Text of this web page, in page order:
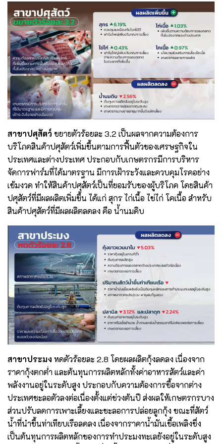
สาขาปศุสัตว์ ขยายตัวร้อยละ 3.2 เป็นผลจากความต้องการ
บริโภคสินค้าปศุสัตว์เพิ่มขึ้นตามการฟื้นตัวของเศรษฐกิจใน
ประเทศและต่างประเทศ ประกอบกับเกษตรกรมีการบริหาร
จัดการฟาร์มที่ได้มาตรฐาน มีการเฝ้าระวังและควบคุมโรคอย่าง
เข้มงวด ทำให้สินค้าปศุสัตว์เป็นที่ยอมรับของผู้บริโภค โดยสินค้า
ปศุสัตว์ที่มีผลผลิตเพิ่มขึ้น ได้แก่ สุกร ไก่เนื้อ ไข่ไก่ โคเนื้อ สำหรับ
สินค้าปศุสัตว์ที่มีผลผลิตลดลง คือ น้ำนมดิบ
สาขาประมง หดตัวร้อยละ 2.8 โดยผลผลิตกุ้งลดลง เนื่องจาก
ราคากุ้งตกต่ำ และต้นทุนการผลิตหลักทั้งค่าอาหารสัตว์และค่า
พลังงานอยู่ในระดับสูง ประกอบกับความต้องการซื้อจากต่าง
ประเทศชะลอตัวลงต่อเนื่องตั้งแต่ช่วงต้นปี ส่งผลให้เกษตรกรบาง
ส่วนปรับลดการเพาะเลี้ยงและชะลอการปล่อยลูกกุ้ง ขณะที่สัตว์
น้ำที่นำขึ้นท่าเทียบเรือลดลง เนื่องจากราคาน้ำมันเชื้อเพลิงซึ่ง
เป็นต้นทุนการผลิตหลักของการทำประมงทะเลยังอยู่ในระดับสูง